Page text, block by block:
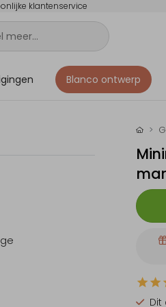
klantenservice
Blanco ontwerp
Dit